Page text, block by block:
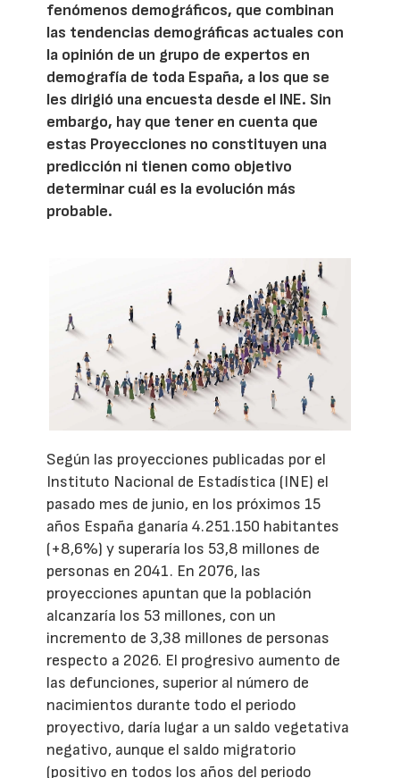
fenómenos demográficos, que combinan
las tendencias demográficas actuales con
la opinión de un grupo de expertos en
demografía de toda España, a los que se
les dirigió una encuesta desde el INE. Sin
embargo, hay que tener en cuenta que
estas Proyecciones no constituyen una
predicción ni tienen como objetivo
determinar cuál es la evolución más
probable.
Según las proyecciones publicadas por el
Instituto Nacional de Estadística (INE) el
pasado mes de junio, en los próximos 15
años España ganaría 4.251.150 habitantes
(+8,6%) y superaría los 53,8 millones de
personas en 2041. En 2076, las
proyecciones apuntan que la población
alcanzaría los 53 millones, con un
incremento de 3,38 millones de personas
respecto a 2026. El progresivo aumento de
las defunciones, superior al número de
nacimientos durante todo el periodo
proyectivo, daría lugar a un saldo vegetativa
negativo, aunque el saldo migratorio
(positivo en todos los años del periodo